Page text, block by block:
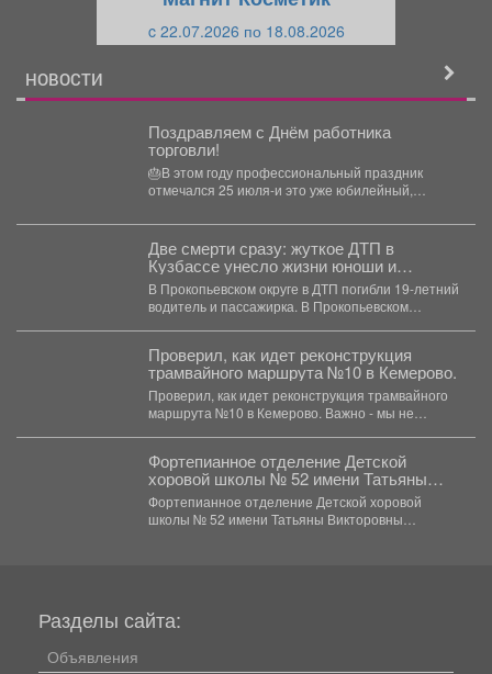
c 22.07.2026 по 18.08.2026
НОВОСТИ
Поздравляем с Днём работника
торговли!
🎂В этом году профессиональный праздник
отмечался 25 июля-и это уже юбилейный,
Две смерти сразу: жуткое ДТП в
Кузбассе унесло жизни юноши и
пассажирки
В Прокопьевском округе в ДТП погибли 19-летний
водитель и пассажирка. В Прокопьевском
Проверил, как идет реконструкция
трамвайного маршрута №10 в Кемерово.
Проверил, как идет реконструкция трамвайного
маршрута №10 в Кемерово. Важно - мы не
Фортепианное отделение Детской
хоровой школы № 52 имени Татьяны
Викторовны Белоусовой - это
пространство, где каждый ребенок
открывает для себя удивительный мир
Фортепианное отделение Детской хоровой
школы № 52 имени Татьяны Викторовны
Разделы сайта:
Объявления